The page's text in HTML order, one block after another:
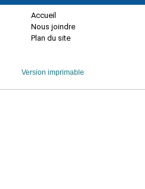
Accueil
Nous joindre
Plan du site
Version imprimable